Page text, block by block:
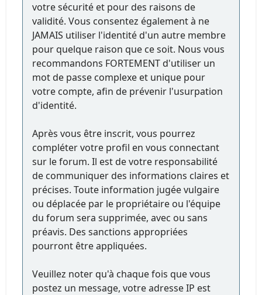
votre sécurité et pour des raisons de
validité. Vous consentez également à ne
JAMAIS utiliser l'identité d'un autre membre
pour quelque raison que ce soit. Nous vous
recommandons FORTEMENT d'utiliser un
mot de passe complexe et unique pour
votre compte, afin de prévenir l'usurpation
d'identité.
Après vous être inscrit, vous pourrez
compléter votre profil en vous connectant
sur le forum. Il est de votre responsabilité
de communiquer des informations claires et
précises. Toute information jugée vulgaire
ou déplacée par le propriétaire ou l'équipe
du forum sera supprimée, avec ou sans
préavis. Des sanctions appropriées
pourront être appliquées.
Veuillez noter qu'à chaque fois que vous
postez un message, votre adresse IP est